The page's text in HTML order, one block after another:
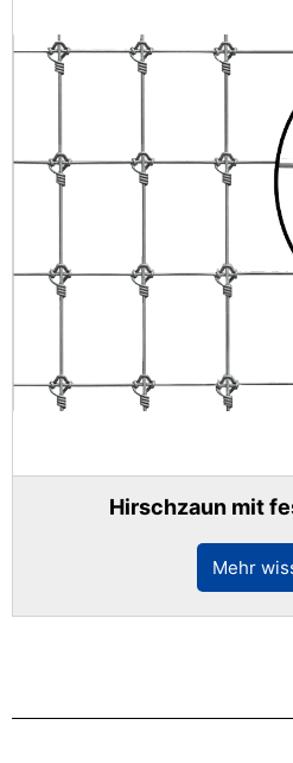
Hirschzaun mit
Mehr